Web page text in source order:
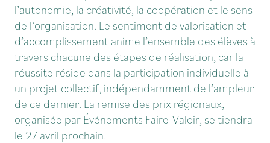
l’autonomie, la créativité, la coopération et le sens
de l’organisation. Le sentiment de valorisation et
d’accomplissement anime l’ensemble des élèves à
travers chacune des étapes de réalisation, car la
réussite réside dans la participation individuelle à
un projet collectif, indépendamment de l’ampleur
de ce dernier. La remise des prix régionaux,
organisée par Événements Faire-Valoir, se tiendra
le 27 avril prochain.